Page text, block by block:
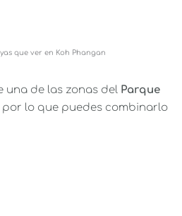
que ver en Koh Phangan
una de las zonas del Parque
por lo que puedes combinarlo